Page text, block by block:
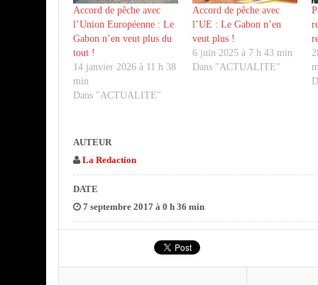
Accord de pêche avec
l’Union Européenne : Le
Gabon n’en veut plus du
tout !
14 janvier 2026 à 11 h 38
min
Dans "ACTUALITE"
Accord de pêche avec
l’UE : Le Gabon n’en
veut plus !
6 juin 2025 à 7 h 43 min
Dans "ACTUALITE"
AUTEUR
La Redaction
DATE
7 septembre 2017 à 0 h 36 min